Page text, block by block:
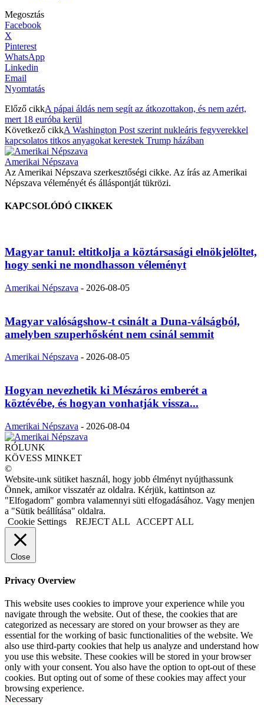
Megosztás
Facebook
X
Pinterest
WhatsApp
Linkedin
Email
Nyomtatás
Előző cikkA pápai áldás nem segít az átkozottakon, és nem azért,
mert 18 euróba kerül
Következő cikkA Washington Post szerint nukleáris fegyverekkel
kapcsolatos titkos anyagokat kerestek Trump házában
Amerikai Népszava
Az Amerikai Népszava szerkesztőségi cikke. Az írás az Amerikai
Népszava véleményét és álláspontját tükrözi.
KAPCSOLÓDÓ CIKKEK
Magyar tanul: eltitkolja a köztársasági elnökjelöltet,
hogy senki ne mondhasson véleményt
Amerikai Népszava - 2026-08-05
Magyar valóságshow-t csinált a Duna-válságból,
amelyben szuperhősként nem csinál semmit
Amerikai Népszava - 2026-08-05
Hogyan nevezhetik ki Mészáros emberét a
köztévébe, és hogyan vonhatják vissza...
Amerikai Népszava - 2026-08-04
RÓLUNK
KÖVESS MINKET
©
Website-unk sütiket használ, hogy jobb élményt nyújthassunk
Önnek, amikor visszatér az oldalra. Kérjük, kattintson az
"Elfogadom" gombra valamennyi süti elfogadásához. Vagy menjen
a "Sütik beállítása" oldalra.
Cookie Settings
REJECT ALL ACCEPT ALL
Close
Privacy Overview
This website uses cookies to improve your experience while you
navigate through the website. Out of these, the cookies that are
categorized as necessary are stored on your browser as they are
essential for the working of basic functionalities of the website. We
also use third-party cookies that help us analyze and understand how
you use this website. These cookies will be stored in your browser
only with your consent. You also have the option to opt-out of these
cookies. But opting out of some of these cookies may affect your
browsing experience.
Necessary